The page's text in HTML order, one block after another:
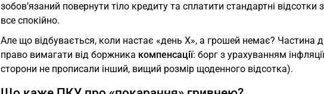
зобов’язаний повернути тіло кредиту та сплатити стандартні
все спокійно.
Але що відбувається, коли настає «день Х», а грошей немає? Частина
право вимагати від боржника компенсації: борг з урахуванням
сторони не прописали інший, вищий розмір щоденного відсотка).